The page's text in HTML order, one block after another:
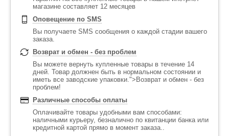
магазине составляет 12 месяцев
Оповещение по SMS
Вы получаете SMS сообщения о каждой стадии вашего
заказа.
Возврат и обмен - без проблем
Вы можете вернуть купленные товары в течение 14
дней. Товар должнен быть в нормальном состоянии и
иметь все заводские упаковки.">Возврат и обмен - без
проблем!
Различные способы оплаты
Оплачивайте товары удобными вам способами:
наличными курьеру, безналично по квитанции банка или
кредитной картой прямо в момент заказа..